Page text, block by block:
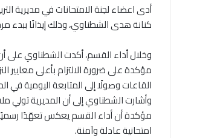
أدى اعضاء لجنة الامتحانات في مديرية
كنانة هدى الشطناوي، وذلك إيذانًا ببدء
وخلال أداء القسم، أكدت الشطناوي على أن
مؤكدة على ضرورة الالتزام بأعلى معايير
القاعات وصولًا إلى المتابعة اليومية في
وأشارت الشطناوي إلى أن المديرية تولي
مؤكدة أن أداء القسم يعكس تعهّدًا
امتحانية عادلة وآمنة.